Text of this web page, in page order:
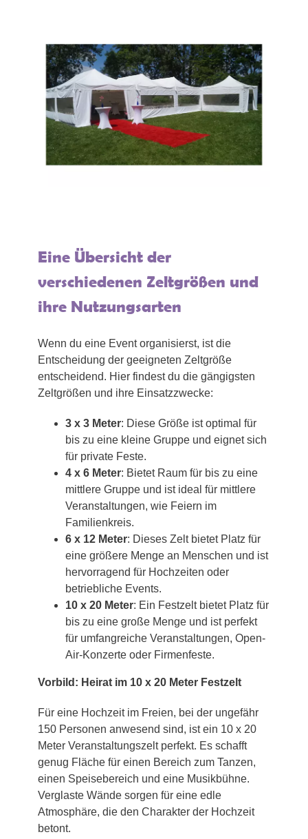
Eine Übersicht der
verschiedenen Zeltgrößen und
ihre Nutzungsarten
Wenn du eine Event organisierst, ist die
Entscheidung der geeigneten Zeltgröße
entscheidend. Hier findest du die gängigsten
Zeltgrößen und ihre Einsatzzwecke:
3 x 3 Meter: Diese Größe ist optimal für
bis zu eine kleine Gruppe und eignet sich
für private Feste.
4 x 6 Meter: Bietet Raum für bis zu eine
mittlere Gruppe und ist ideal für mittlere
Veranstaltungen, wie Feiern im
Familienkreis.
6 x 12 Meter: Dieses Zelt bietet Platz für
eine größere Menge an Menschen und ist
hervorragend für Hochzeiten oder
betriebliche Events.
10 x 20 Meter: Ein Festzelt bietet Platz für
bis zu eine große Menge und ist perfekt
für umfangreiche Veranstaltungen, Open-
Air-Konzerte oder Firmenfeste.
Vorbild: Heirat im 10 x 20 Meter Festzelt
Für eine Hochzeit im Freien, bei der ungefähr
150 Personen anwesend sind, ist ein 10 x 20
Meter Veranstaltungszelt perfekt. Es schafft
genug Fläche für einen Bereich zum Tanzen,
einen Speisebereich und eine Musikbühne.
Verglaste Wände sorgen für eine edle
Atmosphäre, die den Charakter der Hochzeit
betont.